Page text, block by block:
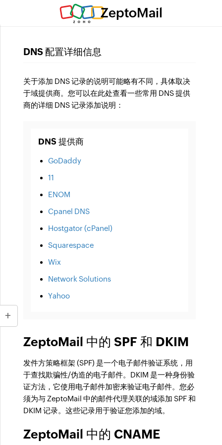
ZeptoMail
DNS 配置详细信息
关于添加 DNS 记录的说明可能略有不同，具体取决
于域提供商。您可以在此处查看一些常用 DNS 提供
商的详细 DNS 记录添加说明：
DNS 提供商
GoDaddy
11
ENOM
Cpanel DNS
Hostgator (cPanel)
Squarespace
Wix
Network Solutions
Yahoo
ZeptoMail 中的 SPF 和 DKIM
发件方策略框架 (SPF) 是一个电子邮件验证系统，用
于查找欺骗性/伪造的电子邮件。DKIM 是一种身份验
证方法，它使用电子邮件加密来验证电子邮件。您必
须为与 ZeptoMail 中的邮件代理关联的域添加 SPF 和
DKIM 记录。这些记录用于验证您添加的域。
ZeptoMail 中的 CNAME